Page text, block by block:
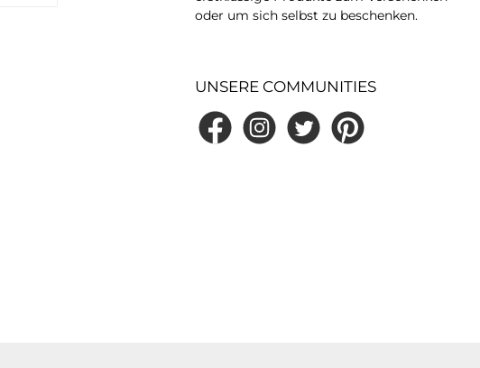
oder um sich selbst zu beschenken.
UNSERE COMMUNITIES
FacebookInstagramTwitter Pinterest